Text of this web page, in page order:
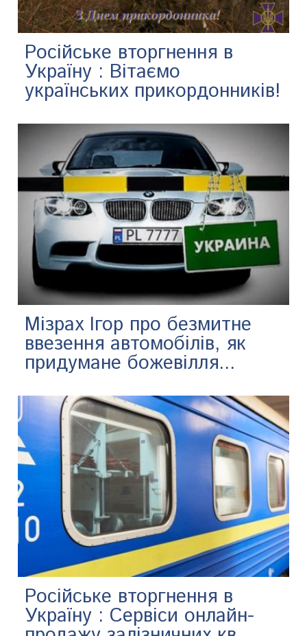
Російське вторгнення в
Україну : Вітаємо
українських прикордонників!
Мізрах Ігор про безмитне
ввезення автомобілів, як
придумане божевілля...
Російське вторгнення в
Україну : Сервіси онлайн-